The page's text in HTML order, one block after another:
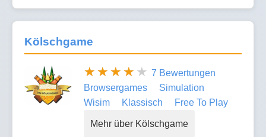
Kölschgame
7 Bewertungen
Browsergames
Simulation
Wisim
Klassisch Free To Play
Mehr über Kölschgame